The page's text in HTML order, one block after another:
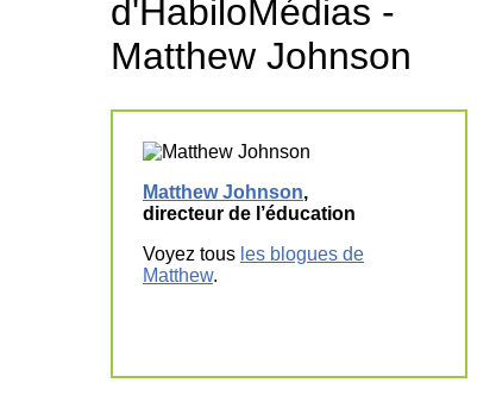
d'HabiloMédias -
Matthew Johnson
Matthew Johnson,
directeur de l’éducation
Voyez tous les blogues de
Matthew.